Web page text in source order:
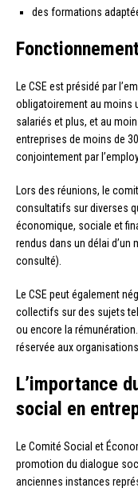
des formations
Le CSE est présidé par
obligatoirement au moins
salariés et plus, et au
entreprises de moins de
conjointement par
Lors des réunions, le
consultatifs sur diverses
économique, sociale et
rendus dans un délai
consulté).
Le CSE peut également
collectifs sur des sujets
ou encore la
réservée aux
L’importance
social en
Le Comité Social et
promotion du dialogue
anciennes instances